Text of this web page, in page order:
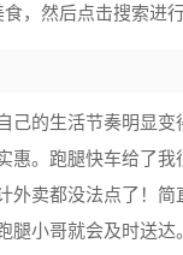
，然后点击搜索进
己的生活节奏明显变
惠。跑腿快车给了我
外卖都没法点了！简
腿小哥就会及时送达